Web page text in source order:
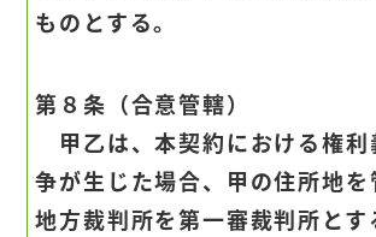
ものとする。
第８条（合意管轄）
甲乙は、本契約における権利
争が生じた場合、甲の住所地を
地方裁判所を第一審裁判所とす